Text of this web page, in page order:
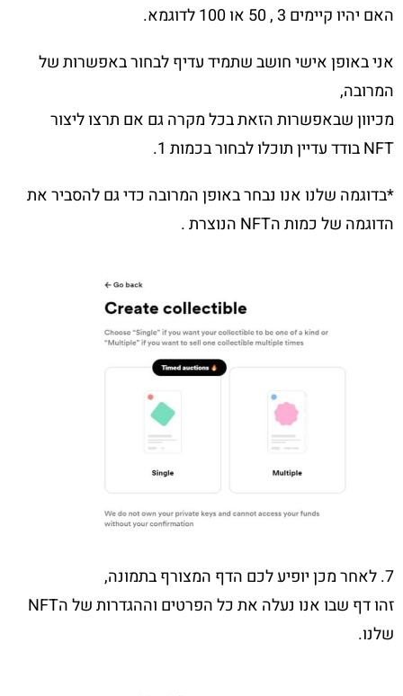
האם יהיו קיימים 3 , 50 או 100 לדוגמא.
אני באופן אישי חושב שתמיד עדיף לבחור באפשרות של
המרובה,
מכיוון שבאפשרות הזאת בכל מקרה גם אם תרצו ליצור
NFT בודד עדיין תוכלו לבחור בכמות 1.
*בדוגמה שלנו אנו נבחר באופן המרובה כדי גם להסביר את
הדוגמה של כמות הNFT הנוצרת .
7. לאחר מכן יופיע לכם הדף המצורף בתמונה,
זהו דף שבו אנו נעלה את כל הפרטים וההגדרות של הNFT
שלנו.